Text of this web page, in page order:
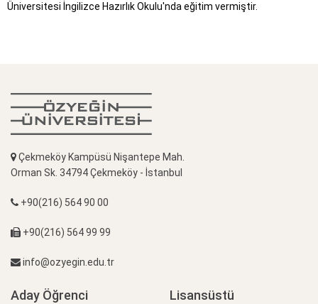
Üniversitesi İngilizce Hazırlık Okulu'nda eğitim vermiştir.
Çekmeköy Kampüsü Nişantepe Mah.
Orman Sk. 34794 Çekmeköy - İstanbul
+90(216) 564 90 00
+90(216) 564 99 99
info@ozyegin.edu.tr
Aday Öğrenci Lisansüstü